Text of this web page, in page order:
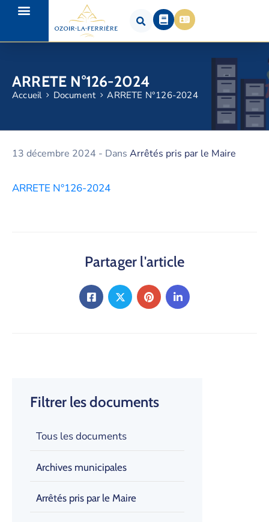
ARRETE N°126-2024
Accueil Document ARRETE N°126-2024
Filtrer les documents
Tous les documents
Archives municipales
Arrêtés pris par le Maire
13 décembre 2024 - Dans Arrêtés pris par le Maire
ARRETE N°126-2024
Partager l'article